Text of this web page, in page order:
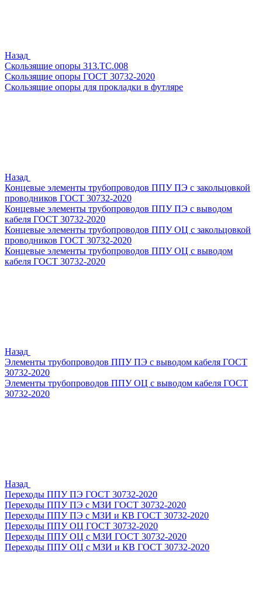
Назад
Скользящие опоры 313.ТС.008
Скользящие опоры ГОСТ 30732-2020
Скользящие опоры для прокладки в футляре
Назад
Концевые элементы трубопроводов ППУ ПЭ с закольцовкой
проводников ГОСТ 30732-2020
Концевые элементы трубопроводов ППУ ПЭ с выводом
кабеля ГОСТ 30732-2020
Концевые элементы трубопроводов ППУ ОЦ с закольцовкой
проводников ГОСТ 30732-2020
Концевые элементы трубопроводов ППУ ОЦ с выводом
кабеля ГОСТ 30732-2020
Назад
Элементы трубопроводов ППУ ПЭ с выводом кабеля ГОСТ
30732-2020
Элементы трубопроводов ППУ ОЦ с выводом кабеля ГОСТ
30732-2020
Назад
Переходы ППУ ПЭ ГОСТ 30732-2020
Переходы ППУ ПЭ с МЗИ ГОСТ 30732-2020
Переходы ППУ ПЭ с МЗИ и КВ ГОСТ 30732-2020
Переходы ППУ ОЦ ГОСТ 30732-2020
Переходы ППУ ОЦ с МЗИ ГОСТ 30732-2020
Переходы ППУ ОЦ с МЗИ и КВ ГОСТ 30732-2020